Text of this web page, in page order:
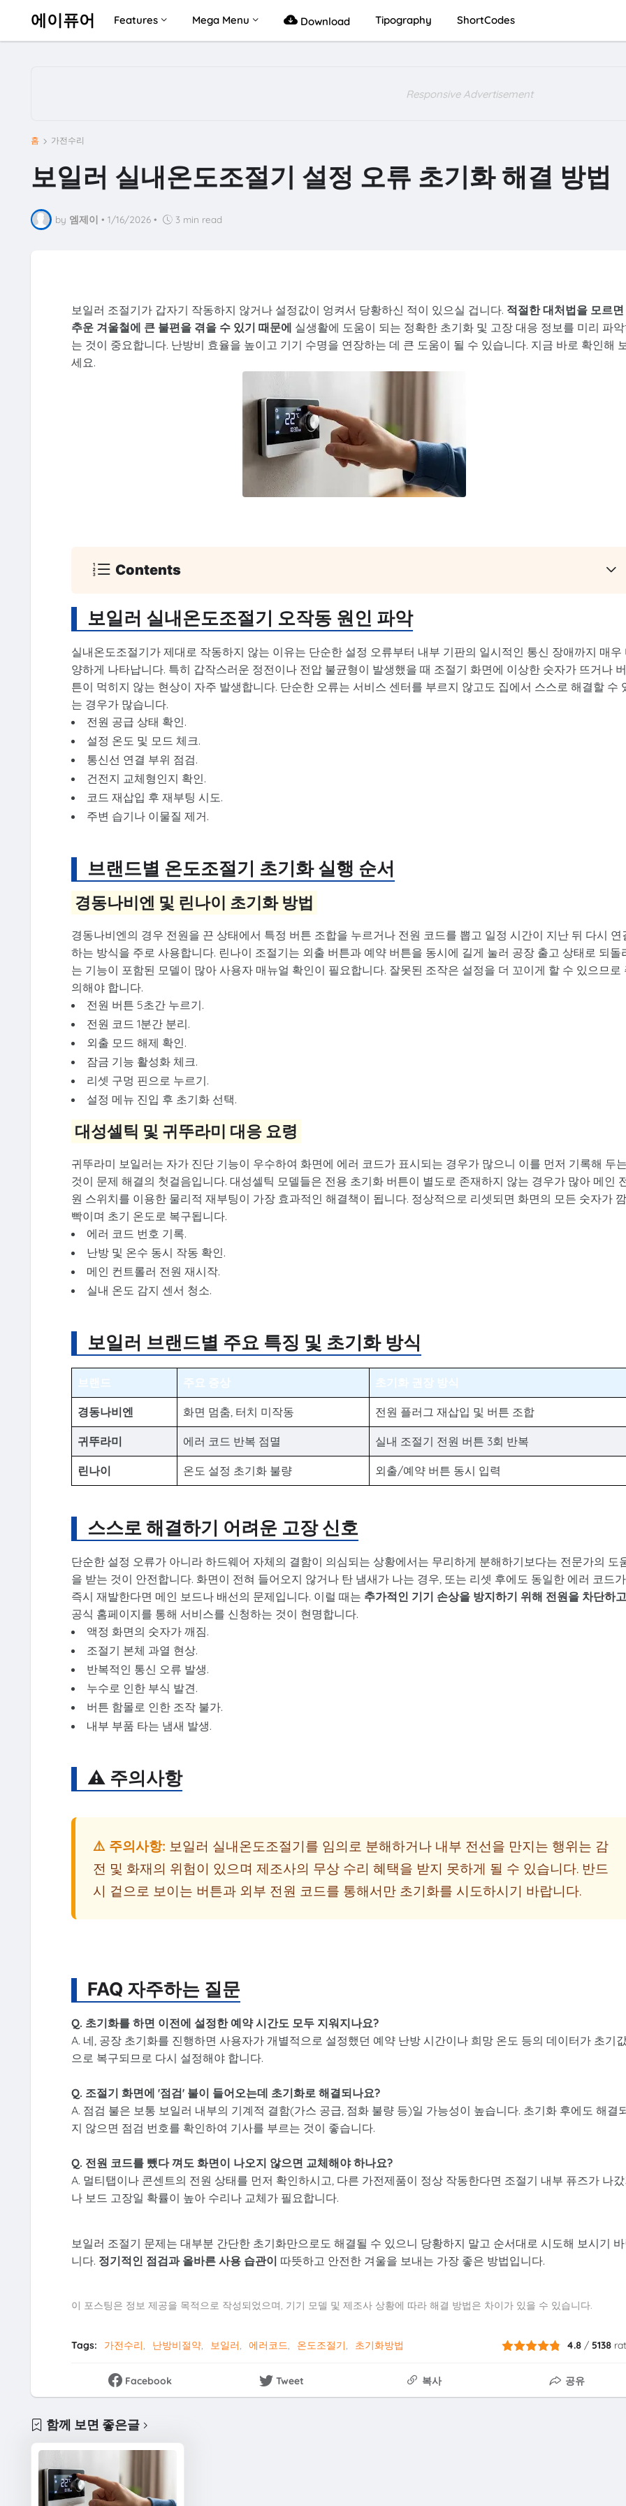
에이퓨어 Features Mega Menu Download Tipography ShortCodes
Responsive Advertisement
홈 가전수리
보일러 실내온도조절기 설정 오류 초기화 해결 방법
by 엠제이 • 1/16/2026 • 3 min read
보일러 조절기가 갑자기 작동하지 않거나 설정값이 엉켜서 당황하신 적이 있으실 겁니다. 적절한 대처법을 모르면
추운 겨울철에 큰 불편을 겪을 수 있기 때문에 실생활에 도움이 되는 정확한 초기화 및 고장 대응 정보를 미리 파
는 것이 중요합니다. 난방비 효율을 높이고 기기 수명을 연장하는 데 큰 도움이 될 수 있습니다. 지금 바로 확인해
세요.
Contents
보일러 실내온도조절기 오작동 원인 파악
실내온도조절기가 제대로 작동하지 않는 이유는 단순한 설정 오류부터 내부 기판의 일시적인 통신 장애까지 매우
양하게 나타납니다. 특히 갑작스러운 정전이나 전압 불균형이 발생했을 때 조절기 화면에 이상한 숫자가 뜨거나 버
튼이 먹히지 않는 현상이 자주 발생합니다. 단순한 오류는 서비스 센터를 부르지 않고도 집에서 스스로 해결할 수
는 경우가 많습니다.
전원 공급 상태 확인.
설정 온도 및 모드 체크.
통신선 연결 부위 점검.
건전지 교체형인지 확인.
코드 재삽입 후 재부팅 시도.
주변 습기나 이물질 제거.
브랜드별 온도조절기 초기화 실행 순서
경동나비엔 및 린나이 초기화 방법
경동나비엔의 경우 전원을 끈 상태에서 특정 버튼 조합을 누르거나 전원 코드를 뽑고 일정 시간이 지난 뒤 다시 연
하는 방식을 주로 사용합니다. 린나이 조절기는 외출 버튼과 예약 버튼을 동시에 길게 눌러 공장 출고 상태로 되돌
는 기능이 포함된 모델이 많아 사용자 매뉴얼 확인이 필요합니다. 잘못된 조작은 설정을 더 꼬이게 할 수 있으므로
의해야 합니다.
전원 버튼 5초간 누르기.
전원 코드 1분간 분리.
외출 모드 해제 확인.
잠금 기능 활성화 체크.
리셋 구멍 핀으로 누르기.
설정 메뉴 진입 후 초기화 선택.
대성셀틱 및 귀뚜라미 대응 요령
귀뚜라미 보일러는 자가 진단 기능이 우수하여 화면에 에러 코드가 표시되는 경우가 많으니 이를 먼저 기록해 두
것이 문제 해결의 첫걸음입니다. 대성셀틱 모델들은 전용 초기화 버튼이 별도로 존재하지 않는 경우가 많아 메인
원 스위치를 이용한 물리적 재부팅이 가장 효과적인 해결책이 됩니다. 정상적으로 리셋되면 화면의 모든 숫자가 깜
빡이며 초기 온도로 복구됩니다.
에러 코드 번호 기록.
난방 및 온수 동시 작동 확인.
메인 컨트롤러 전원 재시작.
실내 온도 감지 센서 청소.
보일러 브랜드별 주요 특징 및 초기화 방식
브랜드 주요 증상 초기화 권장 방식
경동나비엔 화면 멈춤, 터치 미작동 전원 플러그 재삽입 및 버튼 조합
귀뚜라미 에러 코드 반복 점멸 실내 조절기 전원 버튼 3회 반복
린나이 온도 설정 초기화 불량 외출/예약 버튼 동시 입력
스스로 해결하기 어려운 고장 신호
단순한 설정 오류가 아니라 하드웨어 자체의 결함이 의심되는 상황에서는 무리하게 분해하기보다는 전문가의 도
을 받는 것이 안전합니다. 화면이 전혀 들어오지 않거나 탄 냄새가 나는 경우, 또는 리셋 후에도 동일한 에러 코드가
즉시 재발한다면 메인 보드나 배선의 문제입니다. 이럴 때는 추가적인 기기 손상을 방지하기 위해 전원을 차단하고
공식 홈페이지를 통해 서비스를 신청하는 것이 현명합니다.
액정 화면의 숫자가 깨짐.
조절기 본체 과열 현상.
반복적인 통신 오류 발생.
누수로 인한 부식 발견.
버튼 함몰로 인한 조작 불가.
내부 부품 타는 냄새 발생.
⚠️ 주의사항
⚠️ 주의사항: 보일러 실내온도조절기를 임의로 분해하거나 내부 전선을 만지는 행위는 감
전 및 화재의 위험이 있으며 제조사의 무상 수리 혜택을 받지 못하게 될 수 있습니다. 반드
시 겉으로 보이는 버튼과 외부 전원 코드를 통해서만 초기화를 시도하시기 바랍니다.
FAQ 자주하는 질문
Q. 초기화를 하면 이전에 설정한 예약 시간도 모두 지워지나요?
A. 네, 공장 초기화를 진행하면 사용자가 개별적으로 설정했던 예약 난방 시간이나 희망 온도 등의 데이터가 초기
으로 복구되므로 다시 설정해야 합니다.
Q. 조절기 화면에 '점검' 불이 들어오는데 초기화로 해결되나요?
A. 점검 불은 보통 보일러 내부의 기계적 결함(가스 공급, 점화 불량 등)일 가능성이 높습니다. 초기화 후에도 해결
지 않으면 점검 번호를 확인하여 기사를 부르는 것이 좋습니다.
Q. 전원 코드를 뺐다 껴도 화면이 나오지 않으면 교체해야 하나요?
A. 멀티탭이나 콘센트의 전원 상태를 먼저 확인하시고, 다른 가전제품이 정상 작동한다면 조절기 내부 퓨즈가 나
나 보드 고장일 확률이 높아 수리나 교체가 필요합니다.
보일러 조절기 문제는 대부분 간단한 초기화만으로도 해결될 수 있으니 당황하지 말고 순서대로 시도해 보시기
니다. 정기적인 점검과 올바른 사용 습관이 따뜻하고 안전한 겨울을 보내는 가장 좋은 방법입니다.
이 포스팅은 정보 제공을 목적으로 작성되었으며, 기기 모델 및 제조사 상황에 따라 해결 방법은 차이가 있을 수 있습니다.
Tags: 가전수리 난방비절약 보일러 에러코드 온도조절기 초기화방법 4.8 /5138
Facebook Tweet 복사 공유
함께 보면 좋은글